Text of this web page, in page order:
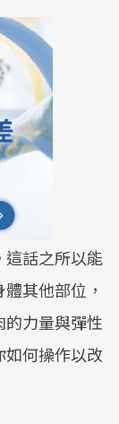
這話之所以能
其他部位，
力量與彈性
何操作以改